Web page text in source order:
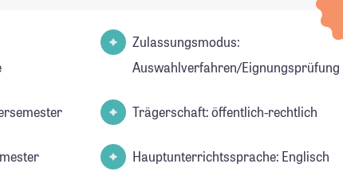
Zulassungsmodus:
Auswahlverfahren/Eignungsprüfung
Trägerschaft: öffentlich-rechtlich
Hauptunterrichtssprache: Englisch